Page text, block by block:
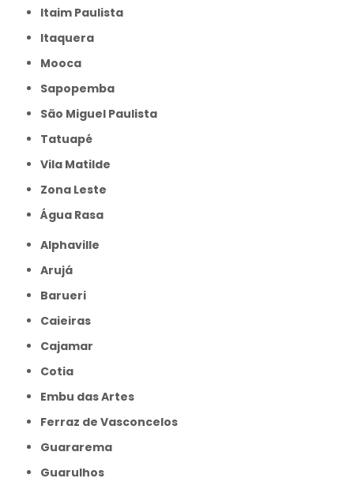
Itaim Paulista
Itaquera
Mooca
Sapopemba
São Miguel Paulista
Tatuapé
Vila Matilde
Zona Leste
Água Rasa
Alphaville
Arujá
Barueri
Caieiras
Cajamar
Cotia
Embu das Artes
Ferraz de Vasconcelos
Guararema
Guarulhos